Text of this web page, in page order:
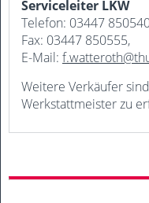
Serviceleiter LKW
Telefon: 03447
Fax: 03447 850555,
E-Mail:
Weitere Verkäufer
Werkstattmeister zu